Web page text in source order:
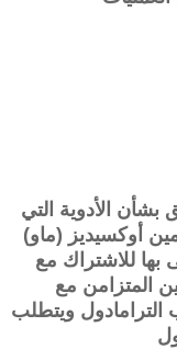
بشأن الأدوية التي
أوكسيديز (ماو)
بها للاشتراك مع
المتزامن مع
الترامادول ويتطلب